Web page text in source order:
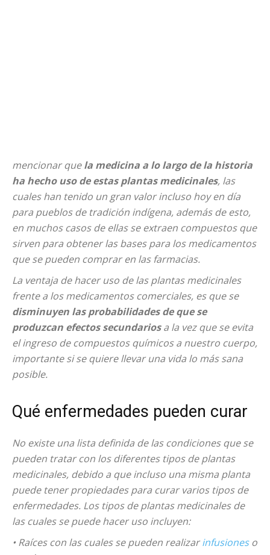
mencionar quela medicina a lo largo de la historia
ha hecho uso de estas plantas medicinales, las
cuales han tenido un gran valor incluso hoy en día
para pueblos de tradición indígena, además de esto,
en muchos casos de ellas se extraen compuestos que
sirven para obtener las bases para los medicamentos
que se pueden comprar en las farmacias.
La ventaja de hacer uso de las plantas medicinales
frente a los medicamentos comerciales, es que se
disminuyen las probabilidades de que se
produzcan efectos secundariosa la vez que se evita
el ingreso de compuestos químicos a nuestro cuerpo,
importante si se quiere llevar una vida lo más sana
posible.
Qué enfermedades pueden curar
No existe una lista definida de las condiciones que se
pueden tratar con los diferentes tipos de plantas
medicinales, debido a que incluso una misma planta
puede tener propiedades para curar varios tipos de
enfermedades. Los tipos de plantas medicinales de
las cuales se puede hacer uso incluyen:
• Raíces con las cuales se pueden realizarinfusioneso